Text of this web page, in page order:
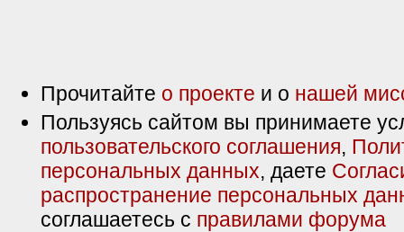
Прочитайте о проекте и о нашей
Пользуясь сайтом вы принимаете
пользовательского соглашения,
персональных данных, даете
распространение персональных
соглашаетесь с правилами форума